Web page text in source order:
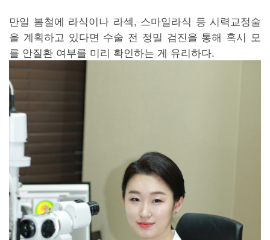
만일 봄철에 라식이나 라섹, 스마일라식 등 시력교정술
을 계획하고 있다면 수술 전 정밀 검진을 통해 혹시 모
를 안질환 여부를 미리 확인하는 게 유리하다.